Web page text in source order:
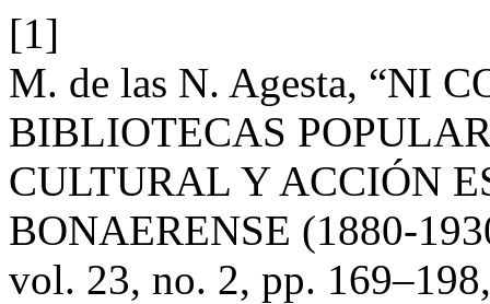
[1]
M. de las N. Agesta, “NI
BIBLIOTECAS
CULTURAL Y ACCIÓN
BONAERENSE (1880-
vol. 23, no. 2, pp.